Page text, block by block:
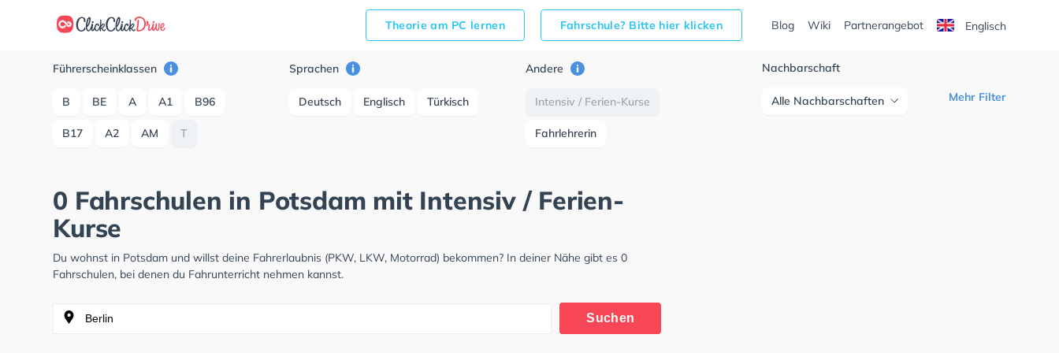
Theorie am PC lernen Fahrschule? Bitte hier klicken Blog Wiki Partnerangebot Englisch
Führerscheinklassen
B BE A A1 B96
B17 A2 AM T
Sprachen
Deutsch Englisch Türkisch
Andere
Intensiv / Ferien-Kurse
Fahrlehrerin
Nachbarschaft
Alle Nachbarschaften Mehr Filter
0 Fahrschulen in Potsdam mit Intensiv / Ferien-
Kurse
Du wohnst in Potsdam und willst deine Fahrerlaubnis (PKW, LKW, Motorrad) bekommen? In deiner Nähe gibt es 0
Fahrschulen, bei denen du Fahrunterricht nehmen kannst.
Suchen